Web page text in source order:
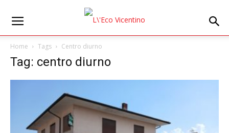
Home Tags Centro diurno
Tag: centro diurno